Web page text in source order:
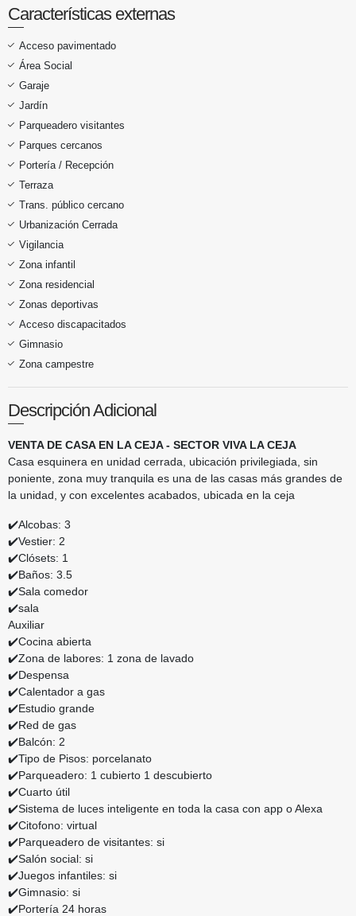
Características externas
Acceso pavimentado
Área Social
Garaje
Jardín
Parqueadero visitantes
Parques cercanos
Portería / Recepción
Terraza
Trans. público cercano
Urbanización Cerrada
Vigilancia
Zona infantil
Zona residencial
Zonas deportivas
Acceso discapacitados
Gimnasio
Zona campestre
Descripción Adicional
VENTA DE CASA EN LA CEJA - SECTOR VIVA LA CEJA
Casa esquinera en unidad cerrada, ubicación privilegiada, sin
poniente, zona muy tranquila es una de las casas más grandes de
la unidad, y con excelentes acabados, ubicada en la ceja
✔️Alcobas: 3
✔️Vestier: 2
✔️Clósets: 1
✔️Baños: 3.5
✔️Sala comedor
✔️sala
Auxiliar
✔️Cocina abierta
✔️Zona de labores: 1 zona de lavado
✔️Despensa
✔️Calentador a gas
✔️Estudio grande
✔️Red de gas
✔️Balcón: 2
✔️Tipo de Pisos: porcelanato
✔️Parqueadero: 1 cubierto 1 descubierto
✔️Cuarto útil
✔️Sistema de luces inteligente en toda la casa con app o Alexa
✔️Citofono: virtual
✔️Parqueadero de visitantes: si
✔️Salón social: si
✔️Juegos infantiles: si
✔️Gimnasio: si
✔️Portería 24 horas